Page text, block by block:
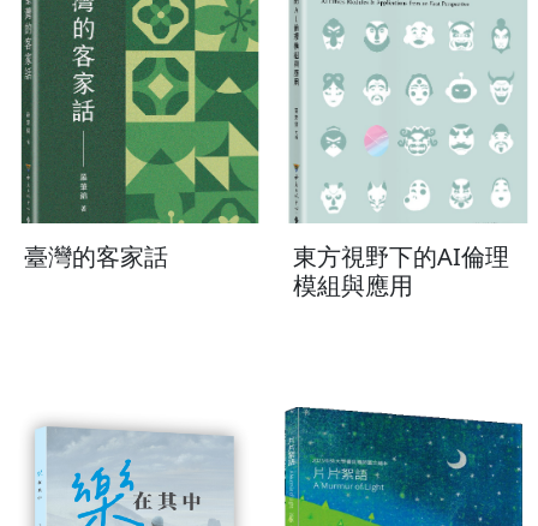
臺灣的客家話
東方視野下的AI倫理
模組與應用